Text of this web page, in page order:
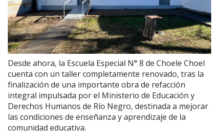
Desde ahora, la Escuela Especial N° 8 de Choele Choel
cuenta con un taller completamente renovado, tras la
finalización de una importante obra de refacción
integral impulsada por el Ministerio de Educación y
Derechos Humanos de Río Negro, destinada a mejorar
las condiciones de enseñanza y aprendizaje de la
comunidad educativa.